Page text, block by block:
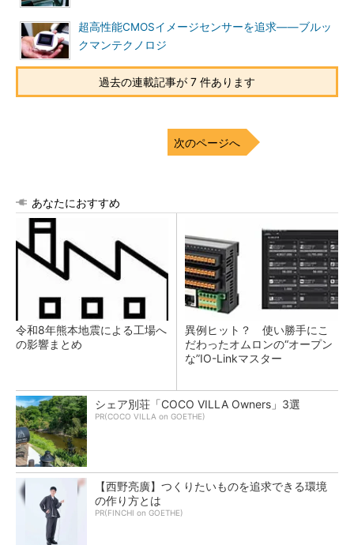
超高性能CMOSイメージセンサーを追求――ブルッ
クマンテクノロジ
過去の連載記事が 7 件あります
次のページへ
あなたにおすすめ
令和8年熊本地震による工場へ
の影響まとめ
異例ヒット？ 使い勝手にこ
だわったオムロンの“オープン
な”IO-Linkマスター
シェア別荘「COCO VILLA Owners」3選
PR(COCO VILLA on GOETHE)
【西野亮廣】つくりたいものを追求できる環境
の作り方とは
PR(FINCHI on GOETHE)